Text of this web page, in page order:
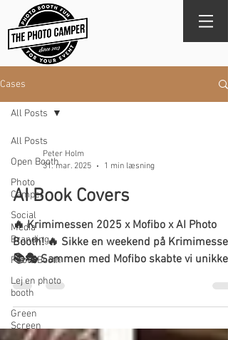
Cases
All Posts
Open Booth
Photo
Camper
Social
Media
Branding
Photo Booth
Lej en photo
booth
Green
Screen
All Posts
Peter Holm
31. mar. 2025
1 min læsning
AI Book Covers
🔥 Krimimessen 2025 x Mofibo x AI Photo
Booth! 🔥 Sikke en weekend på
📚🎭 Sammen med Mofibo skabte vi unikke
AI-genererede...